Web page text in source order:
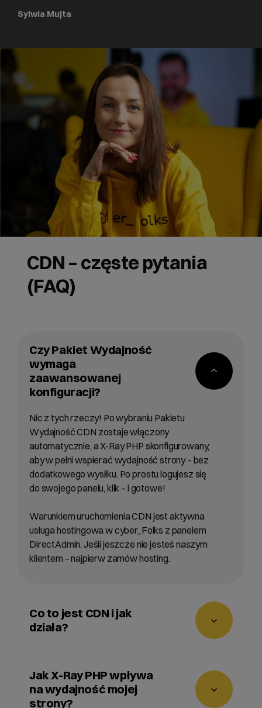
Sylwia Mujta
CDN – częste pytania
(FAQ)
Czy Pakiet Wydajność
wymaga
zaawansowanej
konfiguracji?
Nic z tych rzeczy! Po wybraniu Pakietu
Wydajność CDN zostaje włączony
automatycznie, a X-Ray PHP skonfigurowany,
aby w pełni wspierać wydajność strony – bez
dodatkowego wysiłku. Po prostu logujesz się
do swojego panelu, klik – i gotowe!
Warunkiem uruchomienia CDN jest aktywna
usługa hostingowa w cyber_Folks z panelem
DirectAdmin. Jeśli jeszcze nie jesteś naszym
klientem – najpierw zamów hosting.
Co to jest CDN i jak
działa?
sieć serwerów, która przyspiesza ładowanie
Twojej strony, dostarczając treści z serwera
znajdującego się najbliżej użytkownika. Dzięki
Jak X-Ray PHP wpływa
na wydajność mojej
strony?